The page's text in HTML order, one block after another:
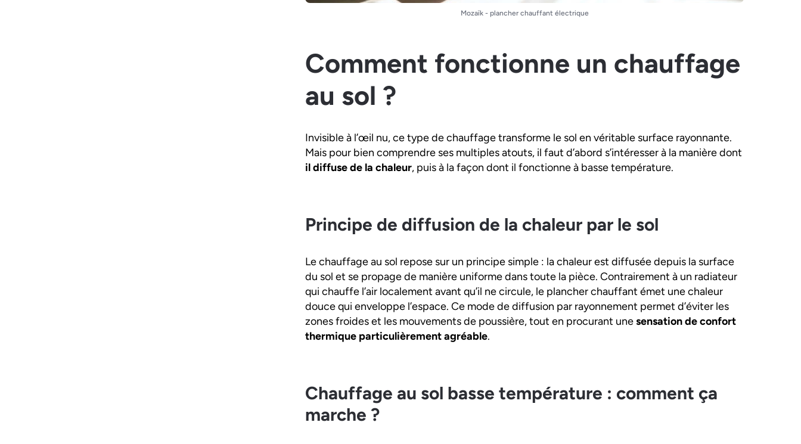
Mozaïk - plancher chauffant électrique
Comment fonctionne un chauffage
au sol ?
Invisible à l’œil nu, ce type de chauffage transforme le sol en véritable surface rayonnante.
Mais pour bien comprendre ses multiples atouts, il faut d’abord s’intéresser à la manière dont
il diffuse de la chaleur, puis à la façon dont il fonctionne à basse température.
Principe de diffusion de la chaleur par le sol
Le chauffage au sol repose sur un principe simple : la chaleur est diffusée depuis la surface
du sol et se propage de manière uniforme dans toute la pièce. Contrairement à un radiateur
qui chauffe l’air localement avant qu’il ne circule, le plancher chauffant émet une chaleur
douce qui enveloppe l’espace. Ce mode de diffusion par rayonnement permet d’éviter les
zones froides et les mouvements de poussière, tout en procurant unesensation de confort
thermique particulièrement agréable.
Chauffage au sol basse température : comment ça
marche ?